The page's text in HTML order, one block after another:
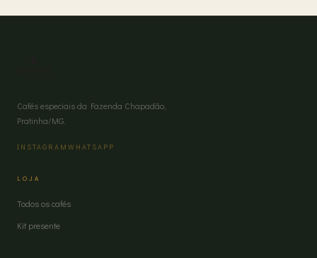
Cafés especiais da Fazenda Chapadão,
Pratinha/MG.
INSTAGRAM WHATSAPP
LOJA
Todos os cafés
Kit presente